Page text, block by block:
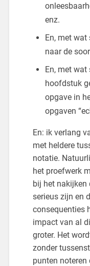
enz.
En, met wat
naar de
En, met
hoofdstuk
opgave in
opgaven
En: ik verlang
met heldere
notatie.
het proefwerk
bij het nakijken
serieus zijn en
consequenties
impact van al
groter. Het
zonder
punten